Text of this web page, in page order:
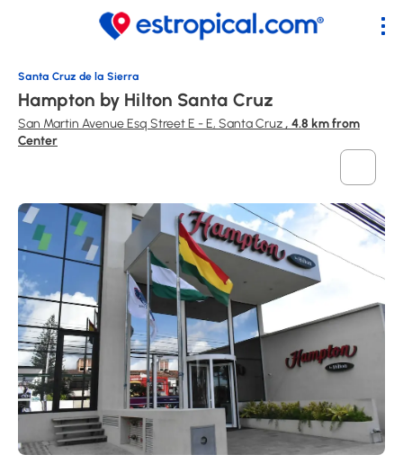
Santa Cruz de la Sierra
Hampton by Hilton Santa Cruz
San Martin Avenue Esq Street E - E, Santa Cruz, 4.8 km from
Center